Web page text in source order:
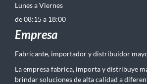
Lunes a Viernes
de 08:15 a 18:00
Empresa
Fabricante, importador y distribuidor
La empresa fabrica, importa y distribuye
brindar soluciones de alta calidad a